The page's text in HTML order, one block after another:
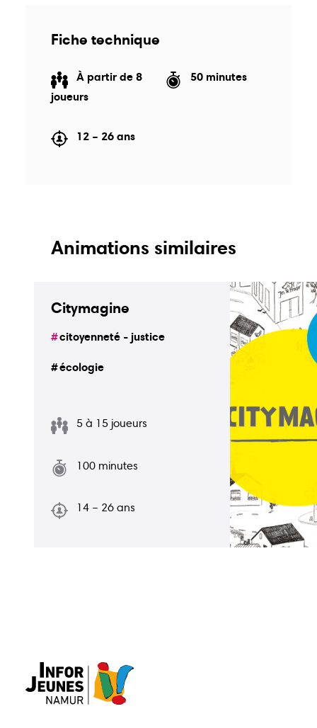
Fiche technique
À partir de 8
joueurs
50 minutes
12 – 26 ans
Animations similaires
Citymagine
citoyenneté - justice
écologie
5 à 15 joueurs
100 minutes
14 – 26 ans
Guide
Publications